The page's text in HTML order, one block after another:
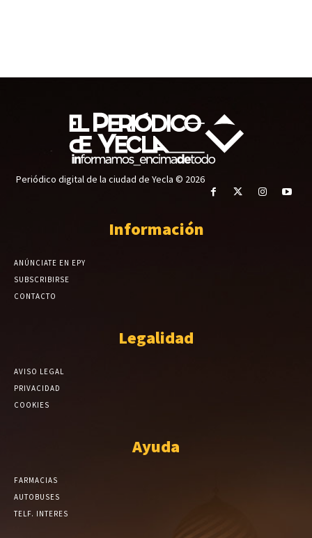
Periódico digital de la ciudad de Yecla © 2026
Información
ANÚNCIATE EN EPY
SUBSCRIBIRSE
CONTACTO
Legalidad
AVISO LEGAL
PRIVACIDAD
COOKIES
Ayuda
FARMACIAS
AUTOBUSES
TELF. INTERES